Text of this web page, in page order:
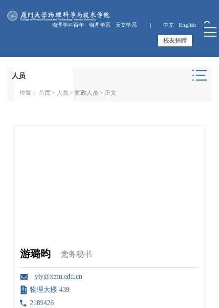
物理学科百年 物理学系 天文学系 ｜ 中文 English
校友捐赠
人员
位置： 首页> 人员 > 党政人员 > 正文
游璐昀 党务秘书
yly@xmu.edu.cn
物理大楼 439
2189426